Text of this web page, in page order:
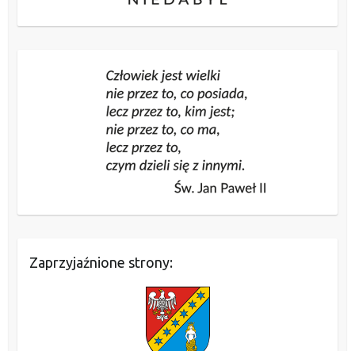
Zaprzyjaźnione strony: